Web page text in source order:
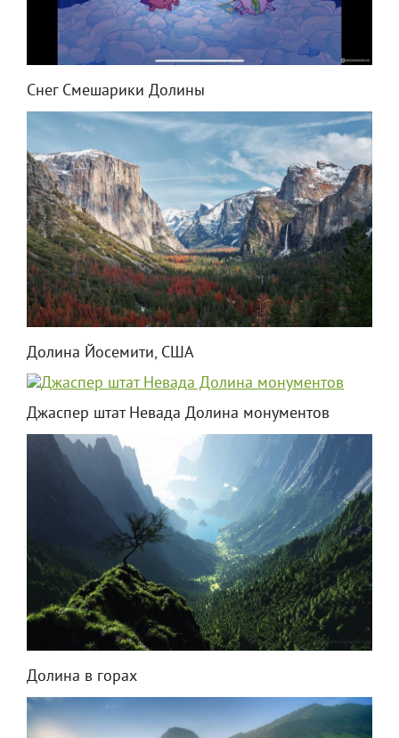
Снег Смешарики Долины
Долина Йосемити, США
Джаспер штат Невада Долина монументов
Долина в горах